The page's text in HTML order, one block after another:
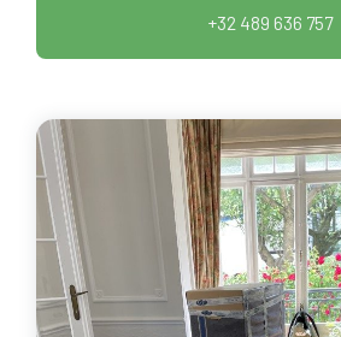
+32 489 636 757